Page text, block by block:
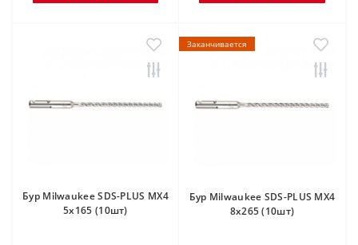
Бур Milwaukee SDS-PLUS MX4
5х165 (10шт)
Заканчивается
Бур Milwaukee SDS-PLUS MX4
8х265 (10шт)